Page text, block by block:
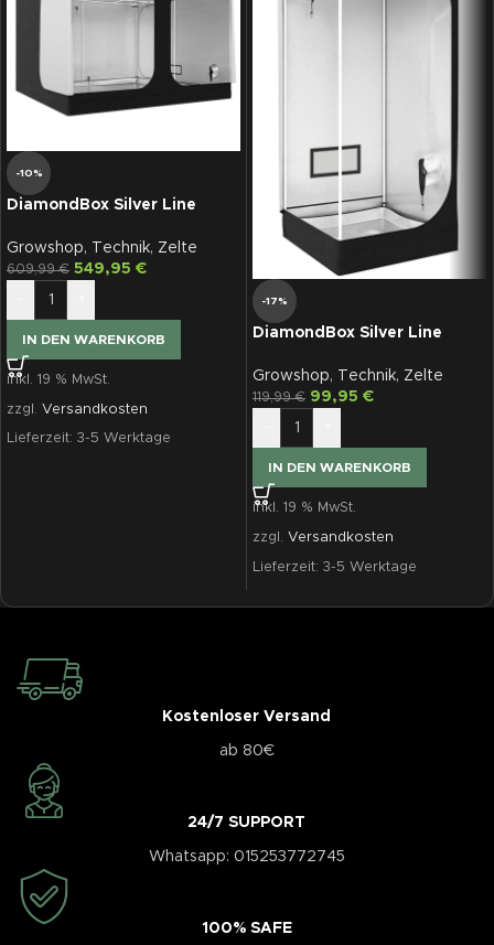
-10%
DiamondBox Silver Line
Growshop, Technik, Zelte
609,99€ 549,95 €
IN DEN WARENKORB
inkl. 19 % MwSt.
zzgl. Versandkosten
Lieferzeit: 3-5 Werktage
-17%
DiamondBox Silver Line
Growshop, Technik, Zelte
119,99€ 99,95 €
IN DEN WARENKORB
inkl. 19 % MwSt.
zzgl. Versandkosten
Lieferzeit: 3-5 Werktage
Kostenloser Versand
ab 80€
24/7 SUPPORT
Whatsapp: 015253772745
100% SAFE